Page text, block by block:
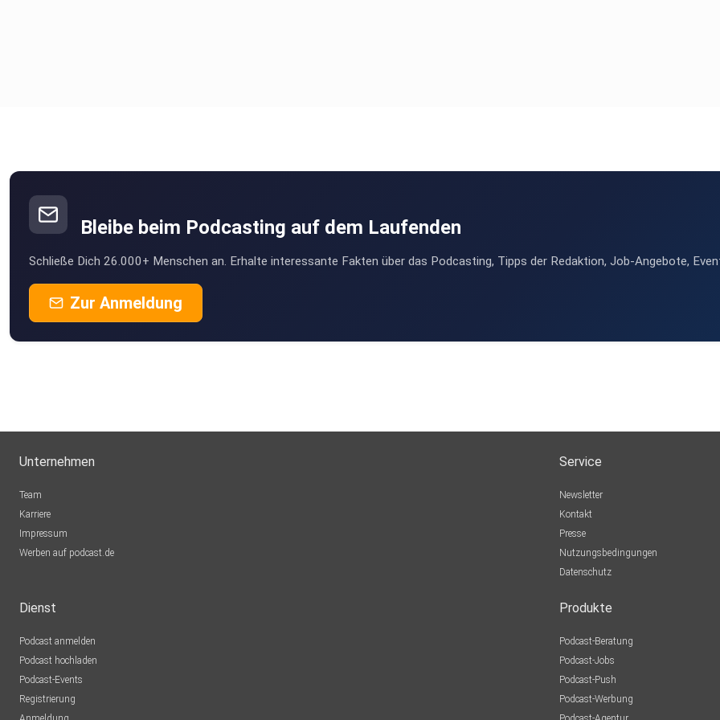
Bleibe beim Podcasting auf dem Laufenden
Schließe Dich 26.000+ Menschen an. Erhalte interessante Fakten über das Podcasting, Tipps der Redaktion, Job-Angebote,
Zur Anmeldung
Unternehmen
Team
Karriere
Impressum
Werben auf podcast.de
Service
Newsletter
Kontakt
Presse
Nutzungsbedingungen
Datenschutz
Dienst
Podcast anmelden
Podcast hochladen
Podcast-Events
Registrierung
Produkte
Podcast-Beratung
Podcast-Jobs
Podcast-Push
Podcast-Werbung